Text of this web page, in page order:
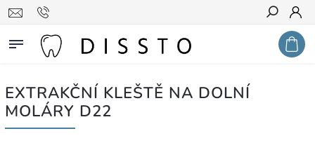
Hledat
EXTRAKČNÍ KLEŠTĚ NA DOLNÍ
MOLÁRY D22